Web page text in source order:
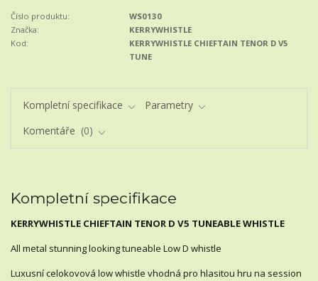
Číslo produktu:
WS0130
Značka:
KERRYWHISTLE
Kod:
KERRYWHISTLE CHIEFTAIN TENOR D V5
TUNE
Kompletní specifikace
Parametry
Komentáře
0
Kompletní specifikace
KERRYWHISTLE CHIEFTAIN TENOR D V5 TUNEABLE WHISTLE
All metal stunning looking tuneable Low D whistle
Luxusní celokovová low whistle vhodná pro hlasitou hru na session